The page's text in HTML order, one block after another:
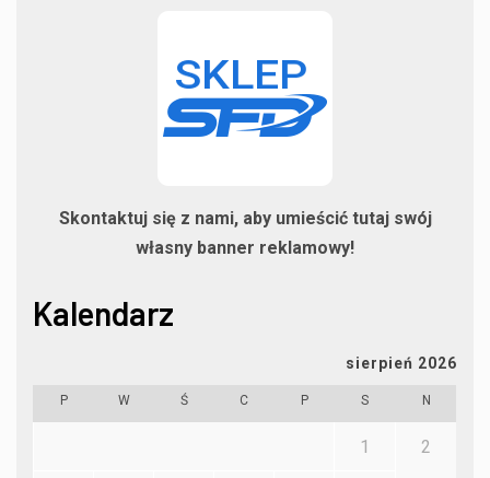
Skontaktuj się z nami, aby umieścić tutaj swój
własny banner reklamowy!
Kalendarz
sierpień 2026
P W Ś C P S N
1 2